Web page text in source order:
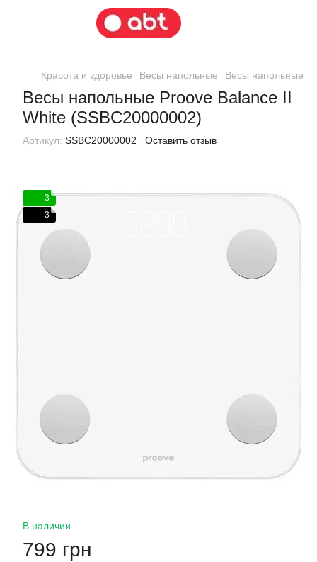
Красота и здоровье Весы напольные Весы напольные
Весы напольные Proove Balance II
White (SSBC20000002)
Артикул: SSBC20000002 Оставить отзыв
3
3
В наличии
799 грн